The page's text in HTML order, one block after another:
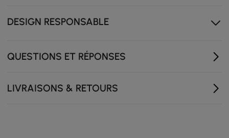
DESIGN RESPONSABLE
QUESTIONS ET RÉPONSES
LIVRAISONS & RETOURS